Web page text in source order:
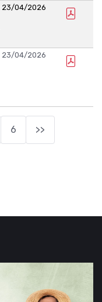
23/04/2026
23/04/2026
6 >>